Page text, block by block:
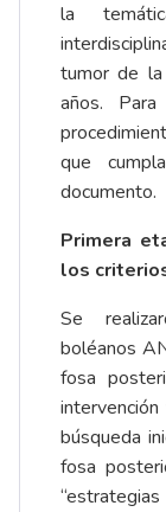
la
tumor de
años.
que
documento.
Primera
los
Se
boléanos
fosa
búsqueda
fosa